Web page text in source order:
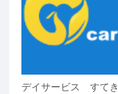
デイサービス すてき